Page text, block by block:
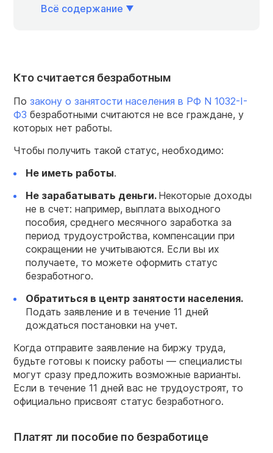
Всё содержание
Кто считается безработным
По закону о занятости населения в РФ N 1032-I-
ФЗ безработными считаются не все граждане, у
которых нет работы.
Чтобы получить такой статус, необходимо:
Не иметь работы.
Не зарабатывать деньги. Некоторые доходы
не в счет: например, выплата выходного
пособия, среднего месячного заработка за
период трудоустройства, компенсации при
сокращении не учитываются. Если вы их
получаете, то можете оформить статус
безработного.
Обратиться в центр занятости населения.
Подать заявление и в течение 11 дней
дождаться постановки на учет.
Когда отправите заявление на биржу труда,
будьте готовы к поиску работы — специалисты
могут сразу предложить возможные варианты.
Если в течение 11 дней вас не трудоустроят, то
официально присвоят статус безработного.
Платят ли пособие по безработице